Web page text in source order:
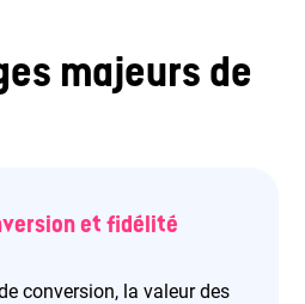
majeurs de
et fidélité
conversion, la valeur des